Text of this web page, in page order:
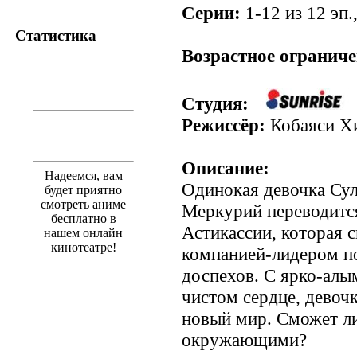
Статистика
Надеемся, вам
будет приятно
смотреть аниме
бесплатно в
нашем онлайн
кинотеатре!
Серии: 1-12 из 12
Возрастное
Студия:
Режиссёр: Кобаяси
Описание:
Одинокая девочка
Меркурий
Астикассии, которая
компанией-лидером
доспехов. С ярко-
чистом сердце,
новый мир. Сможет
окружающими?